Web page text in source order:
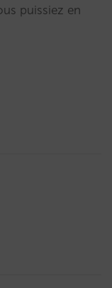
puissiez en